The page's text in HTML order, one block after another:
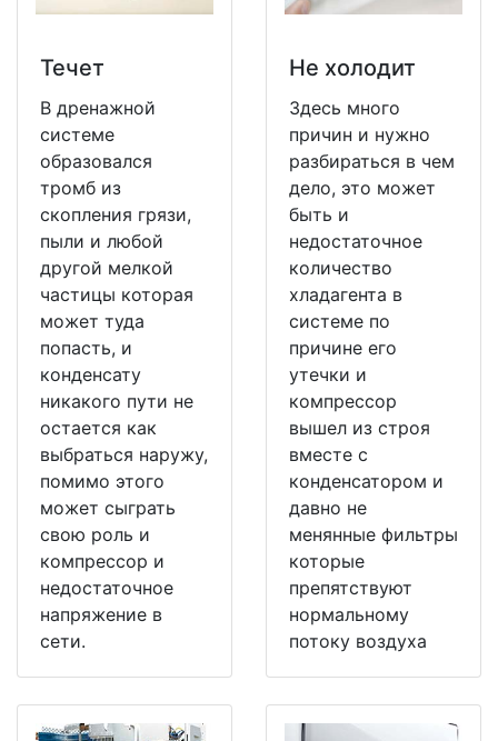
Течет
В дренажной
системе
образовался
тромб из
скопления грязи,
пыли и любой
другой мелкой
частицы которая
может туда
попасть, и
конденсату
никакого пути не
остается как
выбраться наружу,
помимо этого
может сыграть
свою роль и
компрессор и
недостаточное
напряжение в
сети.
Не холодит
Здесь много
причин и нужно
разбираться в чем
дело, это может
быть и
недостаточное
количество
хладагента в
системе по
причине его
утечки и
компрессор
вышел из строя
вместе с
конденсатором и
давно не
менянные фильтры
которые
препятствуют
нормальному
потоку воздуха